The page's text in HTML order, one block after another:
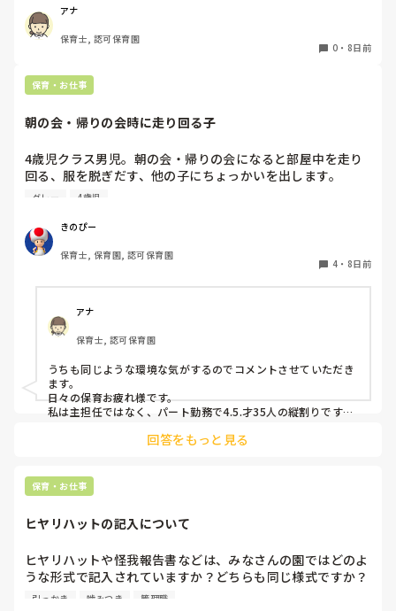
よろしくお願いします。
アナ
保育士, 認可保育園
0 ・ 8日前
保育・お仕事
朝の会・帰りの会時に走り回る子
4歳児クラス男児。朝の会・帰りの会になると部屋中を走り
回る、服を脱ぎだす、他の子にちょっかいを出します。
私が主担任、もう一人補助の先生がいますが、補助の先生は
です。
私がその子の対応をしているとクラス全体の流れが止まって
しまい、クラス全体が落ち着かなくなってしまう。別スペー
なる…という悪循環に陥ってしまっています。
何か少しでも良い方法はないかなと悩み、ここで相談させて
グレー 4歳児
きのぴー
保育士, 保育園, 認可保育園
4 ・ 8日前
アナ
保育士, 認可保育園
うちも同じような環境な気がするのでコメントさせていただき
ます。
日々の保育お疲れ様です。
私は主担任ではなく、パート勤務で4.5.才35人の縦割りです。
うちも要支援児が数名おり、朝の集まりで立って歌を歌うのに
立ちましょうの合図で立つかどうかはそれぞれで、したくない
という子どもは今はうたの時間だから立たなくてもいいから座
り回る子どもは減りました。
いですよね。。
要支援児とも関係が出来、私といることが安全基地と思ってく
れと、自分のもとに帰ってきてくれるので、少し落ち着いたか
とも思います。
回答をもっと見る
保育・お仕事
ヒヤリハットの記入について
ヒヤリハットや怪我報告書などは、みなさんの園ではどのよ
うな形式で記入されていますか？どちらも同じ様式ですか？
園の経営者が変わったため、様式を変える…みたいになって
引っかき 噛みつき 管理職